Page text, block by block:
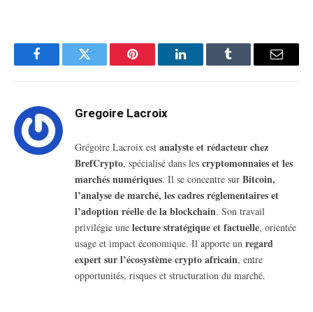
FacebookTwitter Pinterest LinkedInTumblr Email
Gregoire Lacroix
Grégoire Lacroix est analyste et rédacteur chez
BrefCrypto, spécialisé dans les cryptomonnaies et les
marchés numériques. Il se concentre sur Bitcoin,
l’analyse de marché, les cadres réglementaires et
l’adoption réelle de la blockchain. Son travail
privilégie une lecture stratégique et factuelle, orientée
usage et impact économique. Il apporte un regard
expert sur l’écosystème crypto africain, entre
opportunités, risques et structuration du marché.